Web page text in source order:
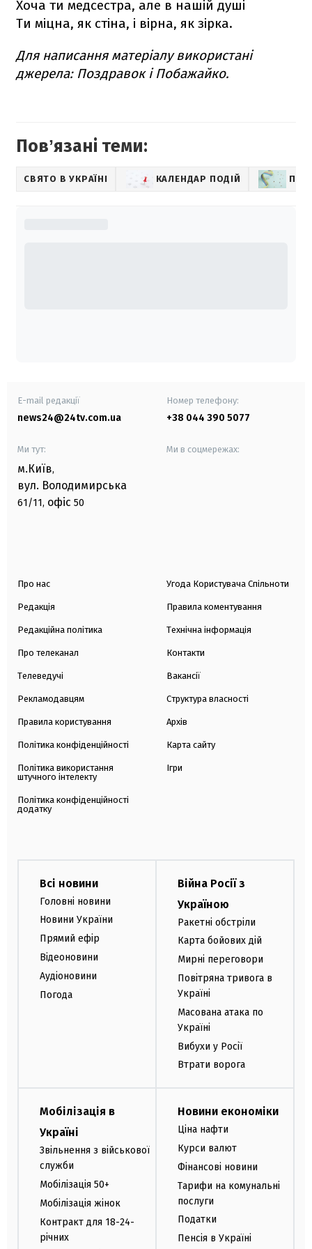
Хоча ти медсестра, але в нашій душі
Ти міцна, як стіна, і вірна, як зірка.
Для написання матеріалу використані
джерела: Поздравок і Побажайко.
Повʼязані теми:
СВЯТО В УКРАЇНІ КАЛЕНДАР ПОДІЙ
E-mail редакції
news24@24tv.com.ua
Номер телефону:
+38 044 390 5077
Ми тут:
м.Київ,
вул. Володимирська
61/11, офіс 50
Ми в соцмережах:
Про нас
Редакція
Редакційна політика
Про телеканал
Телеведучі
Рекламодавцям
Правила користування
Політика конфіденційності
Політика використання
штучного інтелекту
Політика конфіденційності
додатку
Угода Користувача Спільноти
Правила коментування
Технічна інформація
Контакти
Вакансії
Структура власності
Архів
Карта сайту
Ігри
Всі новини
Головні новини
Новини України
Прямий ефір
Відеоновини
Аудіоновини
Погода
Війна Росії з
Україною
Ракетні обстріли
Карта бойових дій
Мирні переговори
Повітряна тривога в
Україні
Масована атака по
Україні
Вибухи у Росії
Втрати ворога
Мобілізація в
Україні
Звільнення з військової
служби
Мобілізація 50+
Мобілізація жінок
Контракт для 18-24-
річних
Новини економіки
Ціна нафти
Курси валют
Фінансові новини
Тарифи на комунальні
послуги
Податки
Пенсія в Україні